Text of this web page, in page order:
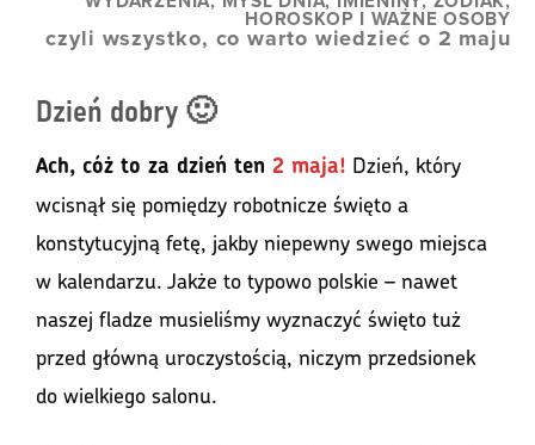
HOROSKOP I WAŻNE OSOBY
czyli wszystko, co warto wiedzieć o 2 maju
Dzień dobry 🙂
Ach, cóż to za dzień ten 2 maja! Dzień, który
wcisnął się pomiędzy robotnicze święto a
konstytucyjną fetę, jakby niepewny swego miejsca
w kalendarzu. Jakże to typowo polskie – nawet
naszej fladze musieliśmy wyznaczyć święto tuż
przed główną uroczystością, niczym przedsionek
do wielkiego salonu.